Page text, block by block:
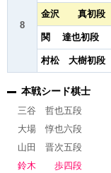
8
金沢 真初段
関 達也初段
村松 大樹初段
本戦シード棋士
三谷 哲也五段
大場 惇也六段
山田 晋次五段
鈴木 歩四段